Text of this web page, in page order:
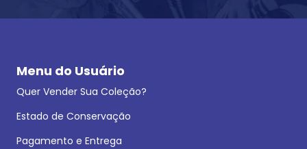
Menu do Usuário
Quer Vender Sua Coleção?
Estado de Conservação
Pagamento e Entrega